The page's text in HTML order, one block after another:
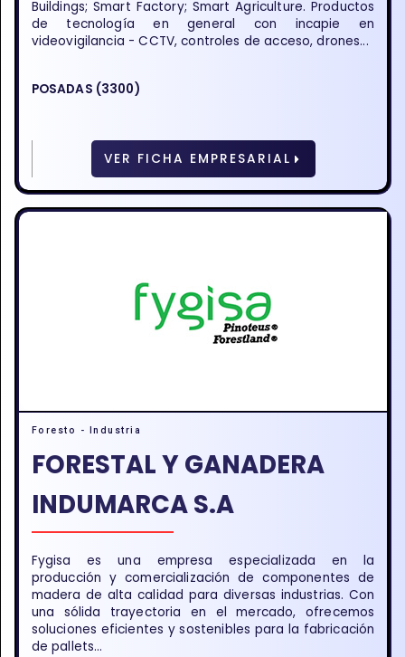
Buildings; Smart Factory; Smart Agriculture. Productos
de tecnología en general con incapie en
videovigilancia - CCTV, controles de acceso, drones...
POSADAS (3300)
VER FICHA EMPRESARIAL
Foresto - Industria
FORESTAL Y GANADERA
INDUMARCA S.A
Fygisa es una empresa especializada en la
producción y comercialización de componentes de
madera de alta calidad para diversas industrias. Con
una sólida trayectoria en el mercado, ofrecemos
soluciones eficientes y sostenibles para la fabricación
de pallets...